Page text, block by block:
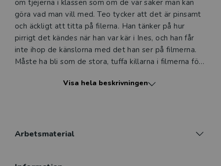
om tjejerna i klassen som om de var saker man kan
göra vad man vill med. Teo tycker att det är pinsamt
och äckligt att titta på filerna. Han tänker på hur
pirrigt det kändes när han var kär i Ines, och han får
inte ihop de känslorna med det han ser på filmerna.
Måste ha bli som de stora, tuffa killarna i filmerna för
till dem som känner sig annorlunda och inte vill ge
Visa hela beskrivningen
Arbetsmaterial